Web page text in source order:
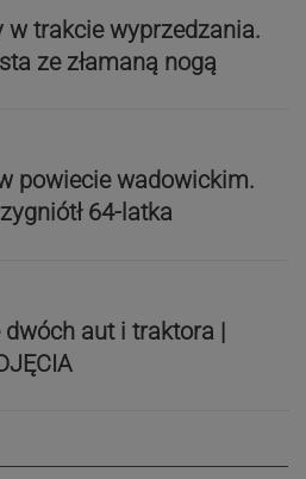
w trakcie wyprzedzania.
ze złamaną nogą
powiecie wadowickim.
64-latka
dwóch aut i traktora |